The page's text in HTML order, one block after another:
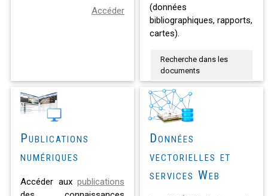
Accéder
(données
bibliographiques, rapports,
cartes).
Recherche dans les
documents
Publications
numériques
Accéder aux publications
Données
vectorielles et
services Web